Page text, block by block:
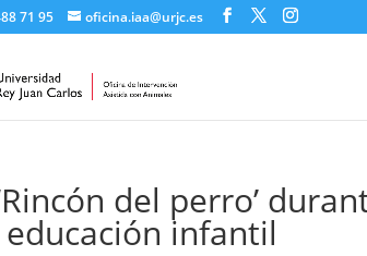
71 95​ oficina.iaa@urjc.es
del perro’
infantil